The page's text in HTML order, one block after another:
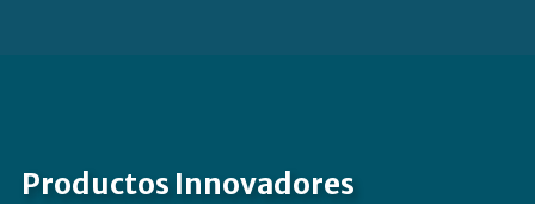
Productos Innovadores